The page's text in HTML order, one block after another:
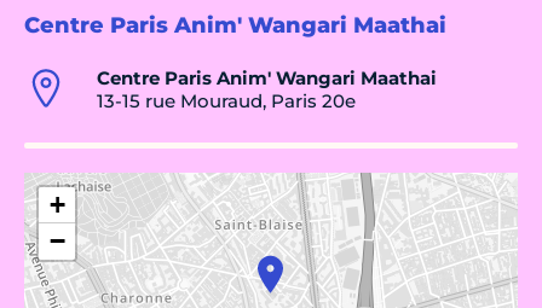
Centre Paris Anim' Wangari Maathai
Centre Paris Anim' Wangari Maathai
13-15 rue Mouraud, Paris 20e
+
−